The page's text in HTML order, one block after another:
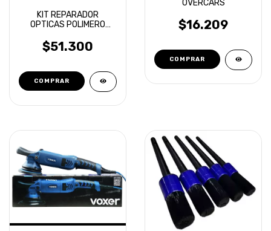
KIT REPARADOR
OPTICAS POLIMERO
$51.300
OVERCARS
$16.209